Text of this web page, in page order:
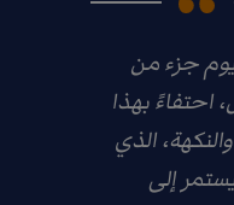
جزء من
احتفاءً بهذا
الذي
إلى